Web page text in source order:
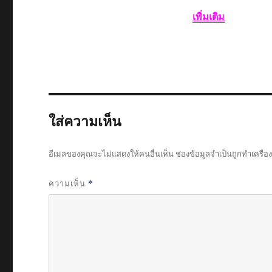
เพิ่มเติม
ใส่ความเห็น
อีเมลของคุณจะไม่แสดงให้คนอื่นเห็น ช่องข้อมูลจำเป็นถูกทำเครื่อ
ความเห็น *